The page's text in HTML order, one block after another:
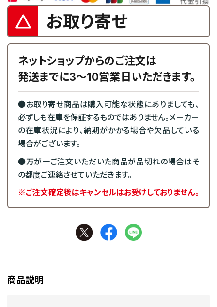
お取り寄せ
ネットショップからのご注文は
発送までに3～10営業日いただきます。
●お取り寄せ商品は購入可能な状態にありましても、
必ずしも在庫を保証するものではありません。メーカー
の在庫状況により、納期がかかる場合や欠品している
場合がございます。
●万が一ご注文いただいた商品が品切れの場合はそ
の都度ご連絡させていただきます。
※ご注文確定後はキャンセルはお受けしておりません。
商品説明